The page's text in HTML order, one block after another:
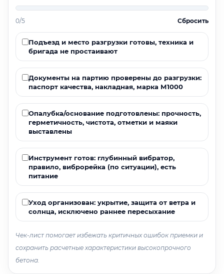
0/5 Сбросить
Подъезд и место разгрузки готовы, техника и
бригада не простаивают
Документы на партию проверены до разгрузки:
паспорт качества, накладная, марка М1000
Опалубка/основание подготовлены: прочность,
герметичность, чистота, отметки и маяки
выставлены
Инструмент готов: глубинный вибратор,
правило, виброрейка (по ситуации), есть
питание
Уход организован: укрытие, защита от ветра и
солнца, исключено раннее пересыхание
Чек-лист помогает избежать критичных ошибок приемки и
сохранить расчетные характеристики высокопрочного
бетона.